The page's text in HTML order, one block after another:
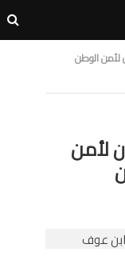
لأمن الوطن
لأمن